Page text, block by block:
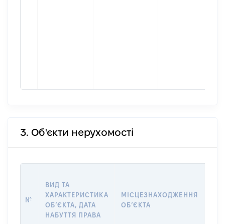
3. Об'єкти нерухомості
№
ВИД ТА
ХАРАКТЕРИСТИКА
ОБʼЄКТА, ДАТА
НАБУТТЯ ПРАВА
МІСЦЕЗНАХОДЖЕННЯ
ОБʼЄКТА